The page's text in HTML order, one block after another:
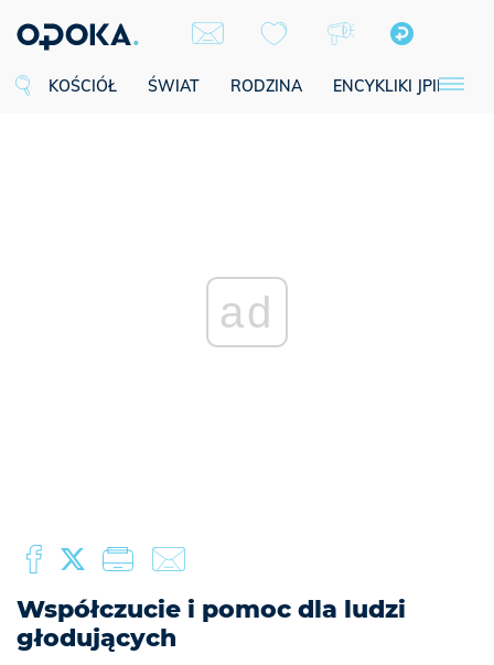
KOŚCIÓŁ ŚWIAT RODZINA ENCYKLIKI JPII
ad
Współczucie i pomoc dla ludzi
głodujących